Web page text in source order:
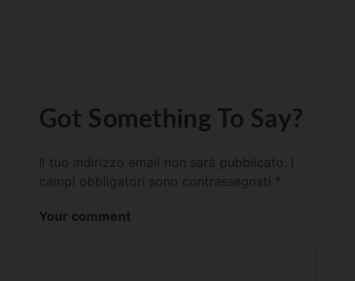
Got Something To Say?
Il tuo indirizzo email non sarà pubblicato.
campi obbligatori sono contrassegnati *
Your comment